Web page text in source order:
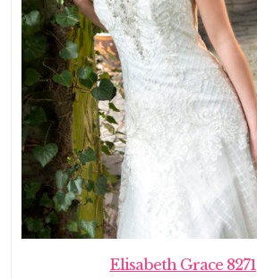
Elisabeth Grace 8271